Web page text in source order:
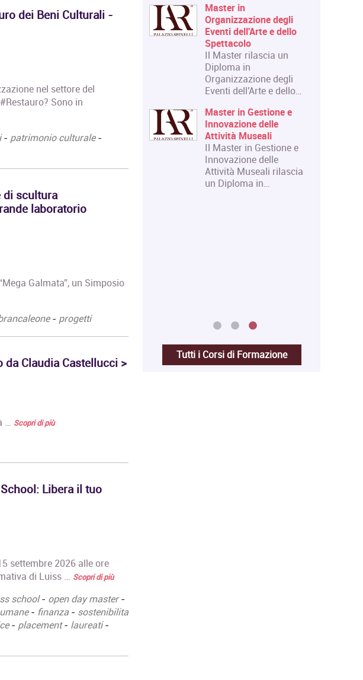
dei Beni Culturali -
nel settore del
Sono in
- patrimonio culturale-
di scultura
laboratorio
Galmata”, un Simposio
- progetti
Claudia Castellucci >
… Scopri di più
Libera il tuo
settembre 2026 alle ore
di Luiss … Scopri di più
school- open day master-
- finanza- sostenibilita
- placement- laureati-
Corso Professionale
Corso Communication
Primo Livello - Laurea
…
Master in
Organizzazione degli
Eventi dell'Arte e dello
Spettacolo
Il Master rilascia un
Diploma in
Organizzazione degli
Eventi dell'Arte e dello…
Master in Gestione e
Innovazione delle
Attività Museali
Il Master in Gestione e
Innovazione delle
Attività Museali rilascia
un Diploma in…
Tutti i Corsi di Formazione